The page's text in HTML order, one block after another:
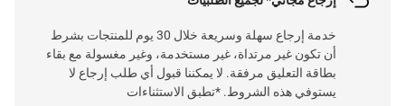
خدمة إرجاع سهلة وسريعة خلال 30 يوم للمنتجات بشرط
أن تكون غير مرتداة، غير مستخدمة، وغير مغسولة مع بقاء
بطاقة التعليق مرفقة. لا يمكننا قبول أي طلب إرجاع لا
يستوفي هذه الشروط. *تطبق الاستثناءات